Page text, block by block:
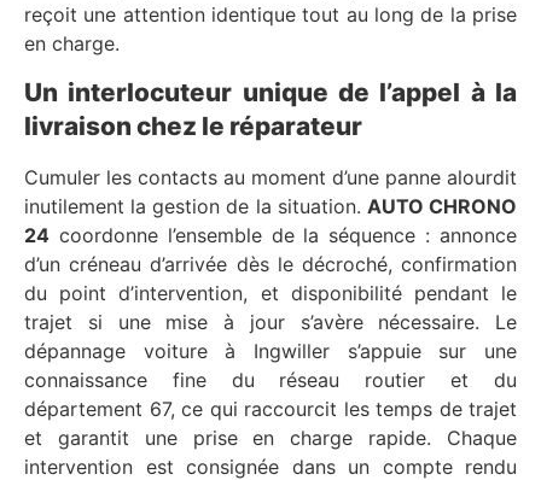
reçoit une attention identique tout au long de la prise
en charge.
Un interlocuteur unique de l’appel à la
livraison chez le réparateur
Cumuler les contacts au moment d’une panne alourdit
inutilement la gestion de la situation. AUTO CHRONO
24 coordonne l’ensemble de la séquence : annonce
d’un créneau d’arrivée dès le décroché, confirmation
du point d’intervention, et disponibilité pendant le
trajet si une mise à jour s’avère nécessaire. Le
dépannage voiture à Ingwiller s’appuie sur une
connaissance fine du réseau routier et du
département 67, ce qui raccourcit les temps de trajet
et garantit une prise en charge rapide. Chaque
intervention est consignée dans un compte rendu